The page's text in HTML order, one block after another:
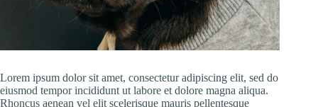
Lorem ipsum dolor sit amet, consectetur adipiscing elit, sed do
eiusmod tempor incididunt ut labore et dolore magna aliqua.
Rhoncus aenean vel elit scelerisque mauris pellentesque